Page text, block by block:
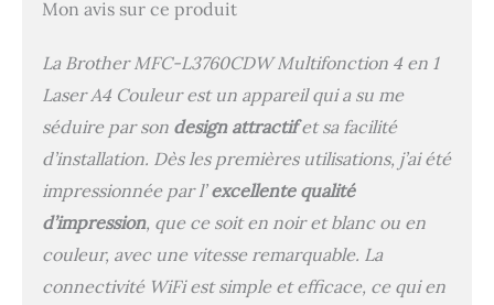
Mon avis sur ce produit
La Brother MFC-L3760CDW Multifonction 4 en 1
Laser A4 Couleur est un appareil qui a su me
séduire par son design attractifet sa facilité
d’installation. Dès les premières utilisations, j’ai été
impressionnée par l’excellente qualité
d’impression, que ce soit en noir et blanc ou en
couleur, avec une vitesse remarquable. La
connectivité WiFi est simple et efficace, ce qui en